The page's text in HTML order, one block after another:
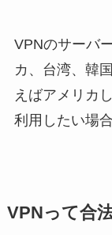
VPNのサーバ
カ、台湾、韓
えばアメリカ
利用したい場
VPNって合